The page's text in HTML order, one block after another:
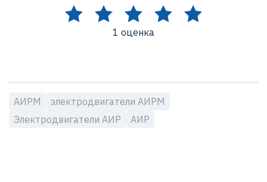
1 оценка
АИРМ
электродвигатели АИРМ
Электродвигатели АИР
АИР